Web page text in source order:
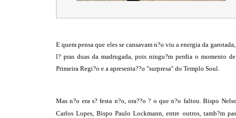
E quem pensa que eles se cansavam n?o viu a energia da
l? pras duas da madrugada, pois ningu?m perdia o momento
Primeira Regi?o e a apresenta??o "surpresa" do Templo Soul.
Mas n?o era s? festa n?o, ora??o ? o que n?o faltou. Bispo
Carlos Lopes, Bispo Paulo Lockmann, entre outros, tamb?m